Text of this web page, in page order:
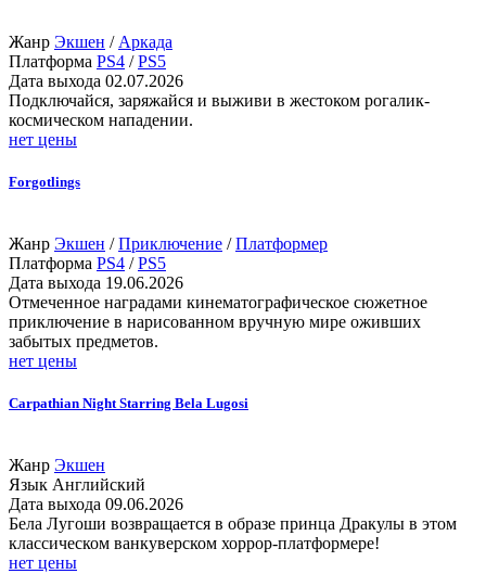
Жанр Экшен / Аркада
Платформа PS4 /PS5
Дата выхода 02.07.2026
Подключайся, заряжайся и выживи в жестоком рогалик-
космическом нападении.
нет цены
Forgotlings
Жанр Экшен /Приключение /Платформер
Платформа PS4 /PS5
Дата выхода 19.06.2026
Отмеченное наградами кинематографическое сюжетное
приключение в нарисованном вручную мире оживших
забытых предметов.
нет цены
Carpathian Night Starring Bela Lugosi
Жанр Экшен
Язык Английский
Дата выхода 09.06.2026
Бела Лугоши возвращается в образе принца Дракулы в этом
классическом ванкуверском хоррор-платформере!
нет цены